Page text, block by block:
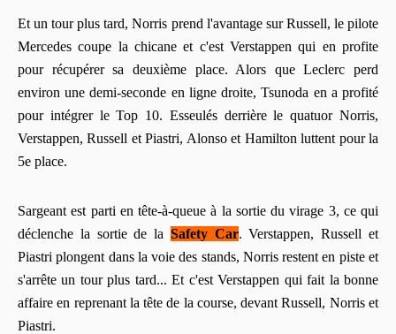
Et un tour plus tard, Norris prend l'avantage sur Russell, le pilote
Mercedes coupe la chicane et c'est Verstappen qui en profite
pour récupérer sa deuxième place. Alors que Leclerc perd
environ une demi-seconde en ligne droite, Tsunoda en a profité
pour intégrer le Top 10. Esseulés derrière le quatuor Norris,
Verstappen, Russell et Piastri, Alonso et Hamilton luttent pour la
5e place.
Sargeant est parti en tête-à-queue à la sortie du virage 3, ce qui
déclenche la sortie de la Safety Car. Verstappen, Russell et
Piastri plongent dans la voie des stands, Norris restent en piste et
s'arrête un tour plus tard... Et c'est Verstappen qui fait la bonne
affaire en reprenant la tête de la course, devant Russell, Norris et
Piastri.